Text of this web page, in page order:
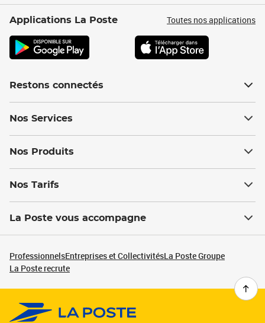
Applications La Poste Toutes nos applications
Restons connectés
Nos Services
Nos Produits
Nos Tarifs
La Poste vous accompagne
ProfessionnelsEntreprises et CollectivitésLa Poste Groupe
La Poste recrute